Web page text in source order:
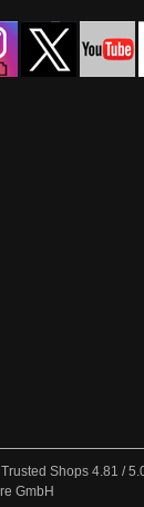
Shops 4.81 /
GmbH